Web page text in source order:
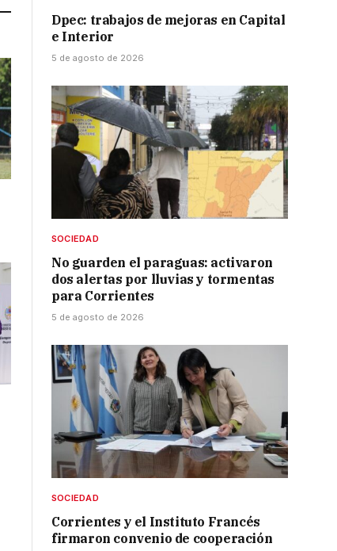
Dpec: trabajos de mejoras en Capital
e Interior
5 de agosto de 2026
SOCIEDAD
No guarden el paraguas: activaron
dos alertas por lluvias y tormentas
para Corrientes
5 de agosto de 2026
SOCIEDAD
Corrientes y el Instituto Francés
firmaron convenio de cooperación